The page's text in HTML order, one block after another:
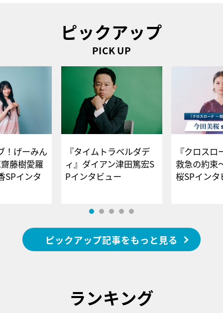
ピックアップ
PICK UP
！げーみん
藤樹愛羅
SPインタ
『タイムトラベルダデ
ィ』ダイアン津田篤宏S
Pインタビュー
『クロス
救急の約束
桜SPイ
ピックアップ記事をもっと見る
ランキング